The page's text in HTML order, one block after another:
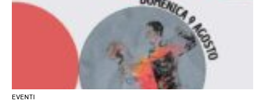
EVENTI